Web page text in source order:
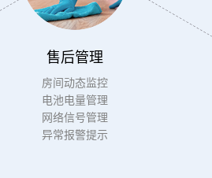
售后管理
房间动态监控
电池电量管理
网络信号管理
异常报警提示